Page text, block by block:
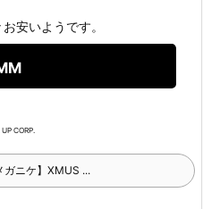
安いようです。
CORP.
ガニケ】XMUS ...